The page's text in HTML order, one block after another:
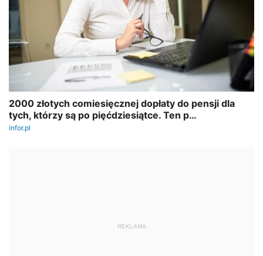
REKLAMA